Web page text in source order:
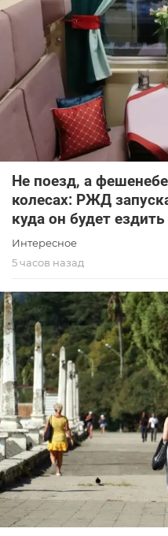
Не поезд, а
колесах: РЖД
куда он будет ездить
Интересное
5 часов назад